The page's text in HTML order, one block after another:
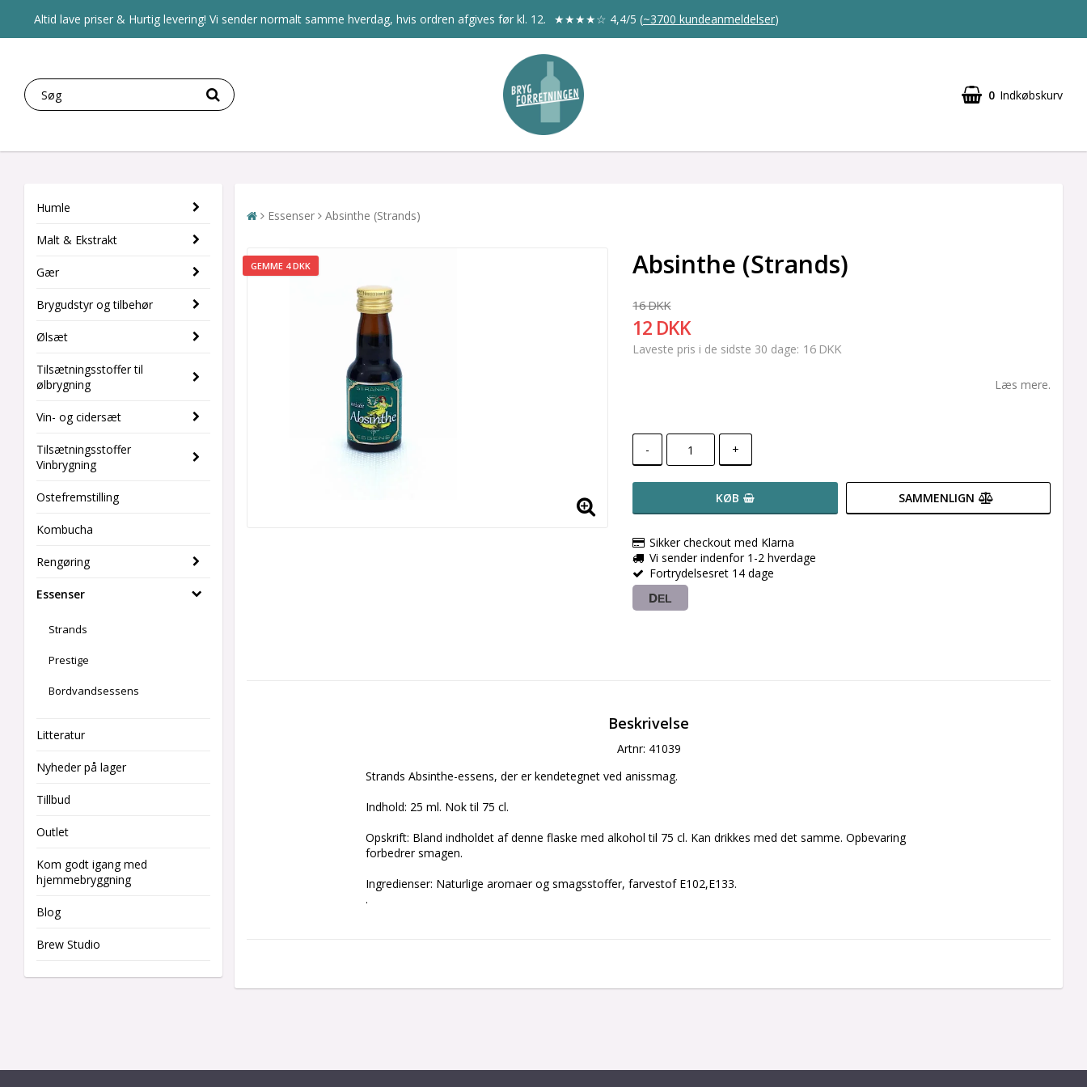
Altid lave priser & Hurtig levering! Vi sender normalt samme hverdag, hvis ordren afgives før kl. 12. ★★★★☆ 4,4/5 (~3700 kundeanmeldelser)
0 Indkøbskurv
Humle
Malt & Ekstrakt
Gær
Brygudstyr og tilbehør
Ølsæt
Tilsætningsstoffer til
ølbrygning
Vin- og cidersæt
Tilsætningsstoffer
Vinbrygning
Ostefremstilling
Kombucha
Rengøring
Essenser
Strands
Prestige
Bordvandsessens
Litteratur
Nyheder på lager
Tillbud
Outlet
Kom godt igang med
hjemmebryggning
Blog
Brew Studio
Essenser Absinthe (Strands)
GEMME 4 DKK Absinthe (Strands)
16 DKK
12 DKK
Laveste pris i de sidste 30 dage 16 DKK
Læs mere.
- +
KØB SAMMENLIGN
Sikker checkout med Klarna
Vi sender indenfor 1-2 hverdage
Fortrydelsesret 14 dage
DEL
Beskrivelse
Artnr: 41039
Strands Absinthe-essens, der er kendetegnet ved anissmag.
Indhold: 25 ml. Nok til 75 cl.
Opskrift: Bland indholdet af denne flaske med alkohol til 75 cl. Kan drikkes med det samme. Opbevaring
forbedrer smagen.
Ingredienser: Naturlige aromaer og smagsstoffer, farvestof E102,E133.
.